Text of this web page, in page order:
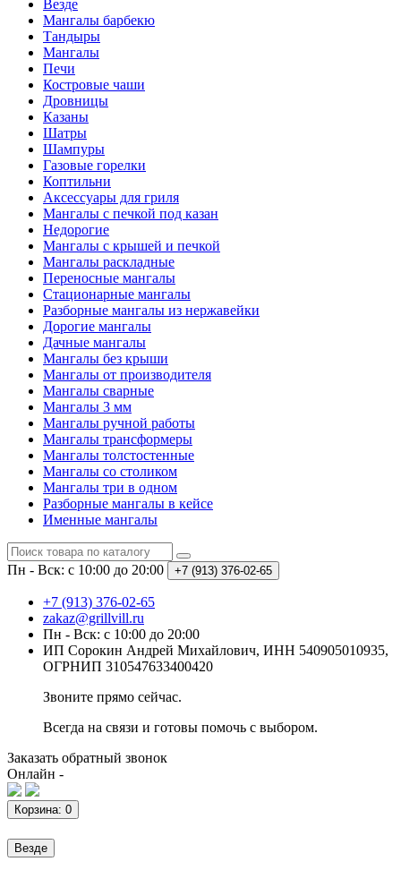
Везде
Мангалы барбекю
Тандыры
Мангалы
Печи
Костровые чаши
Дровницы
Казаны
Шатры
Шампуры
Газовые горелки
Коптильни
Аксессуары для гриля
Мангалы с печкой под казан
Недорогие
Мангалы с крышей и печкой
Мангалы раскладные
Переносные мангалы
Стационарные мангалы
Разборные мангалы из нержавейки
Дорогие мангалы
Дачные мангалы
Мангалы без крыши
Мангалы от производителя
Мангалы сварные
Мангалы 3 мм
Мангалы ручной работы
Мангалы трансформеры
Мангалы толстостенные
Мангалы со столиком
Мангалы три в одном
Разборные мангалы в кейсе
Именные мангалы
Пн - Вск: с 10:00 до 20:00 +7 (913) 376-02-65
+7 (913) 376-02-65
zakaz@grillvill.ru
Пн - Вск: с 10:00 до 20:00
ИП Сорокин Андрей Михайлович, ИНН 540905010935,
ОГРНИП 310547633400420
Звоните прямо сейчас.
Всегда на связи и готовы помочь с выбором.
Заказать обратный звонок
Онлайн -
Корзина: 0
Везде